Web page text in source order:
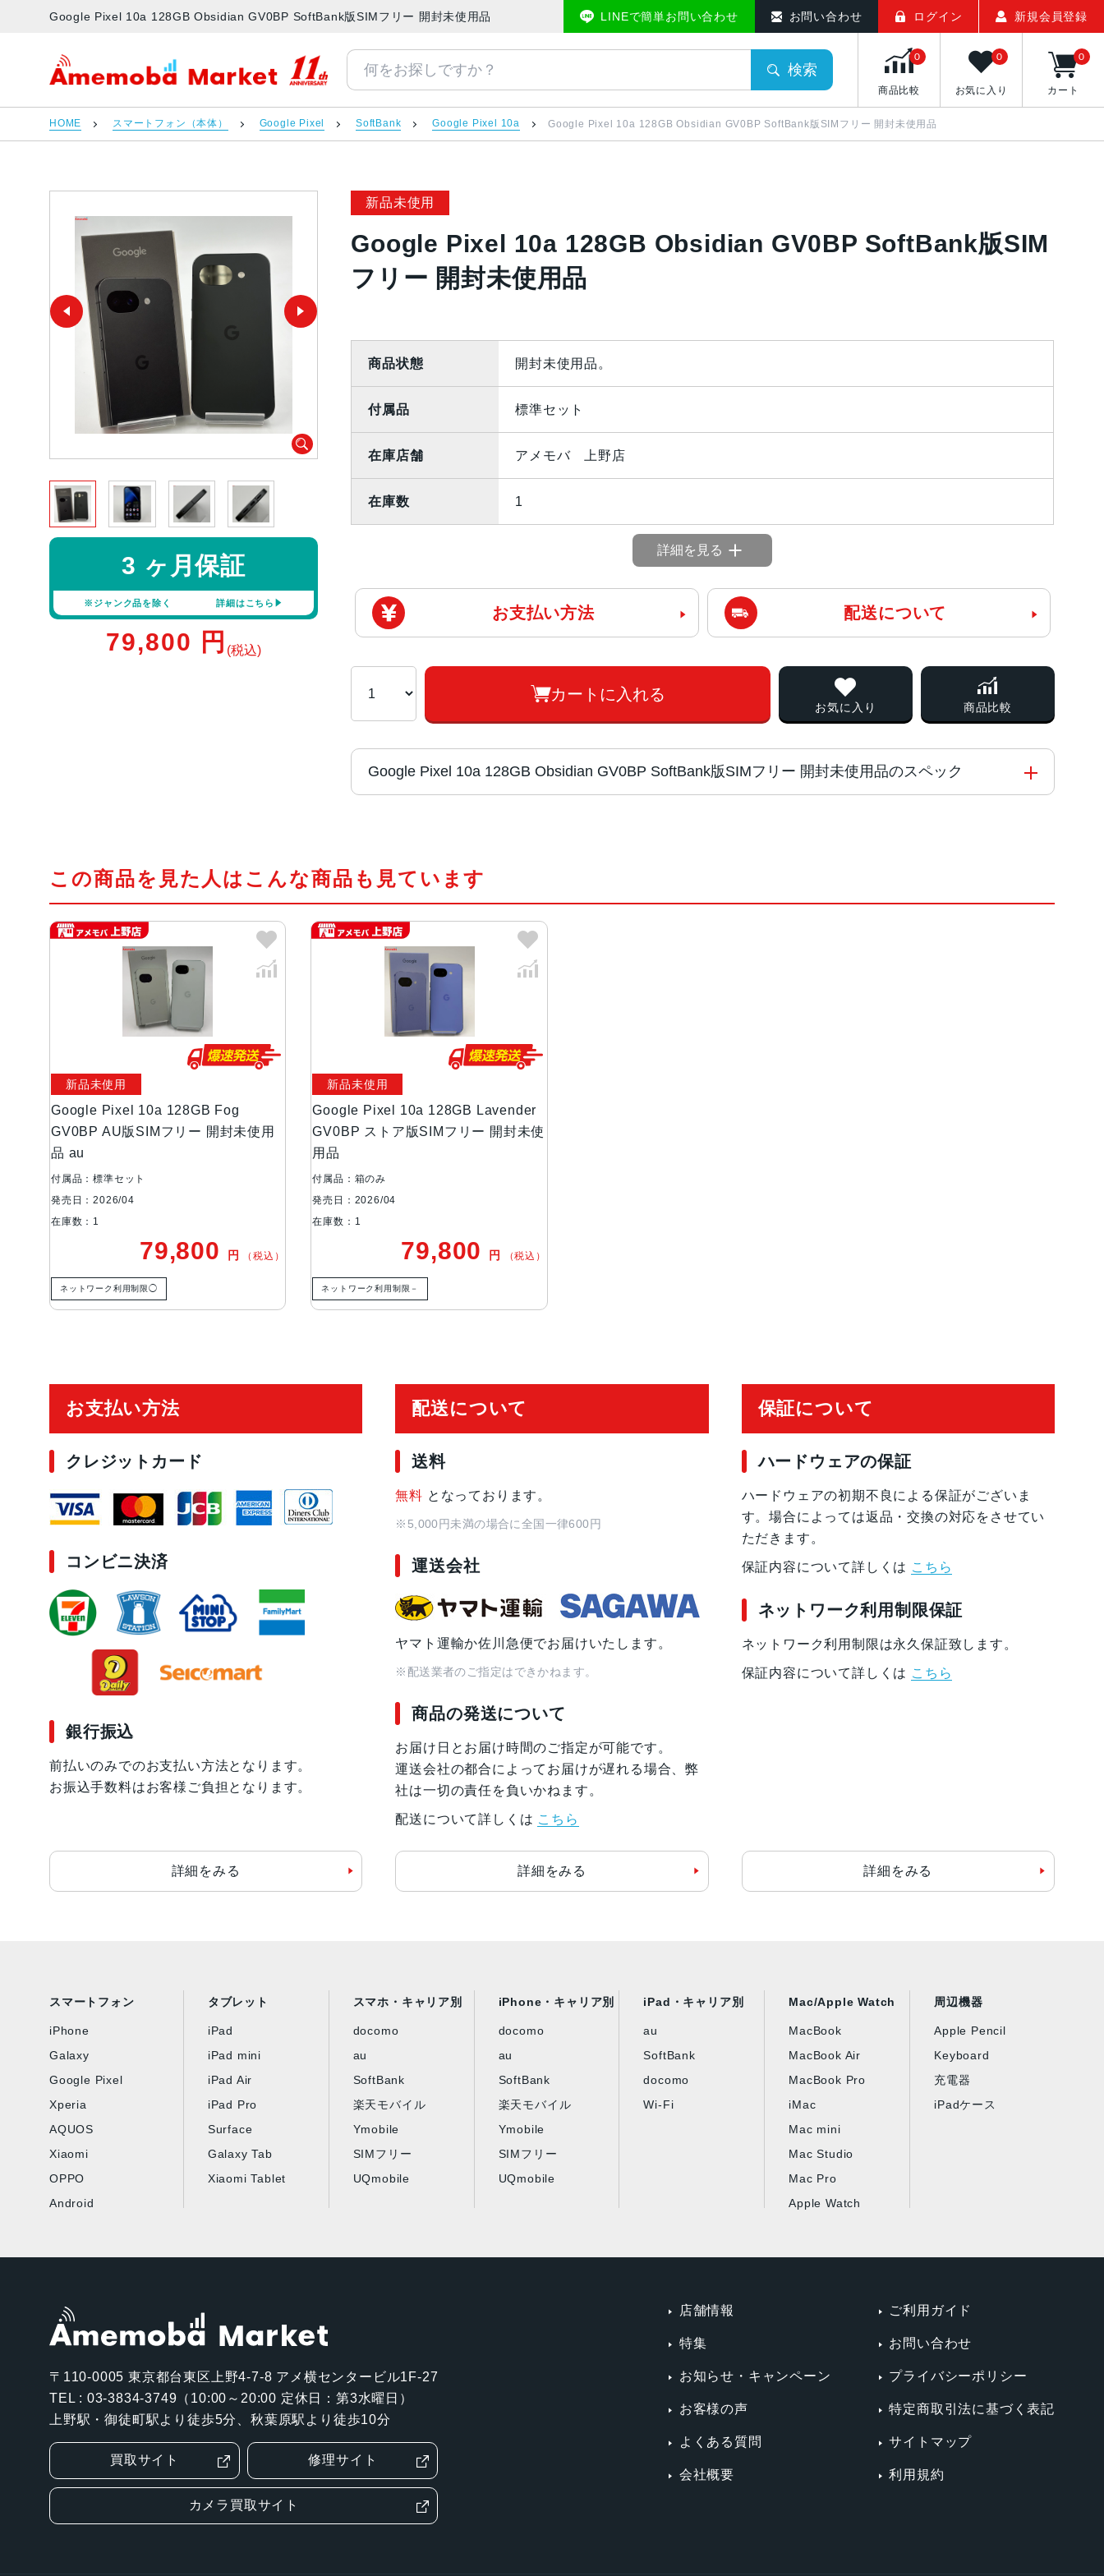
Google Pixel 10a 128GB Obsidian GV0BP SoftBank版SIMフリー 開封未使用品 | 中古スマホ販売のアメモバマーケット
LINEで簡単お問い合わせ お問い合わせ ログイン 新規会員登録
アメモバマーケット
検索
商品比較
0
お気に入り
0
カート
0
HOME スマートフォン（本体） Google Pixel SoftBank Google Pixel 10a Google Pixel 10a 128GB Obsidian GV0BP SoftBank版SIMフリー 開封未使用品
新品未使用
Google Pixel 10a 128GB Obsidian GV0BP SoftBank版SIM
フリー 開封未使用品
3 ヶ月保証
※ジャンク品を除く 詳細はこちら
79,800 円 (税込)
商品状態 開封未使用品。
付属品 標準セット
在庫店舗 アメモバ 上野店
在庫数 1
詳細を見る
お支払い方法 配送について
カートに入れる
お気に入り 商品比較
Google Pixel 10a 128GB Obsidian GV0BP SoftBank版SIMフリー 開封未使用品のスペック
画面サイズ
画面解像度 2424x1080
メモリ/ストレー
ジ
8GB RAM / 128GB or 256GB ROM
発売日 2026年4月14日
この商品を見た人はこんな商品も見ています
Google Pixel 10a 128GB Fog
GV0BP AU版SIMフリー 開封未使用
品 au
新品未使用
付属品：標準セット
発売日：2026/04
在庫数：1
79,800 円 （税込）
ネットワーク利用制限◯
Google Pixel 10a 128GB Lavender
GV0BP ストア版SIMフリー 開封未使
用品
新品未使用
付属品：箱のみ
発売日：2026/04
在庫数：1
79,800 円 （税込）
ネットワーク利用制限－
お支払い方法
クレジットカード
コンビニ決済
銀行振込
前払いのみでのお支払い方法となります。
お振込手数料はお客様ご負担となります。
詳細をみる
配送について
送料
無料 となっております。
※5,000円未満の場合に全国一律600円
運送会社
ヤマト運輸か佐川急便でお届けいたします。
※配送業者のご指定はできかねます。
商品の発送について
お届け日とお届け時間のご指定が可能です。
運送会社の都合によってお届けが遅れる場合、弊
社は一切の責任を負いかねます。
配送について詳しくは こちら
詳細をみる
保証について
ハードウェアの保証
ハードウェアの初期不良による保証がございま
す。場合によっては返品・交換の対応をさせてい
ただきます。
保証内容について詳しくは こちら
ネットワーク利用制限保証
ネットワーク利用制限は永久保証致します。
保証内容について詳しくは こちら
詳細をみる
スマートフォン
iPhone
Galaxy
Google Pixel
Xperia
AQUOS
Xiaomi
OPPO
Android
タブレット
iPad
iPad mini
iPad Air
iPad Pro
Surface
Galaxy Tab
Xiaomi Tablet
スマホ・キャリア別
docomo
au
SoftBank
楽天モバイル
Ymobile
SIMフリー
UQmobile
iPhone・キャリア別
docomo
au
SoftBank
楽天モバイル
Ymobile
SIMフリー
UQmobile
iPad・キャリア別
au
SoftBank
docomo
Wi-Fi
Mac/Apple Watch
MacBook
MacBook Air
MacBook Pro
iMac
Mac mini
Mac Studio
Mac Pro
Apple Watch
周辺機器
Apple Pencil
Keyboard
充電器
iPadケース
〒110-0005 東京都台東区上野4-7-8 アメ横センタービル1F-27
TEL : 03-3834-3749（10:00～20:00 定休日：第3水曜日）
上野駅・御徒町駅より徒歩5分、秋葉原駅より徒歩10分
買取サイト 修理サイト
カメラ買取サイト
店舗情報
特集
お知らせ・キャンペーン
お客様の声
よくある質問
会社概要
ご利用ガイド
お問い合わせ
プライバシーポリシー
特定商取引法に基づく表記
サイトマップ
利用規約